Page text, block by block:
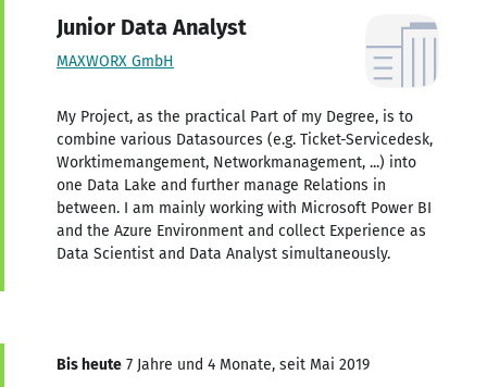
Junior Data Analyst
MAXWORX GmbH
My Project, as the practical Part of my Degree, is to
combine various Datasources (e.g. Ticket-Servicedesk,
Worktimemangement, Networkmanagement, ...) into
one Data Lake and further manage Relations in
between. I am mainly working with Microsoft Power BI
and the Azure Environment and collect Experience as
Data Scientist and Data Analyst simultaneously.
Bis heute 7 Jahre und 4 Monate, seit Mai 2019